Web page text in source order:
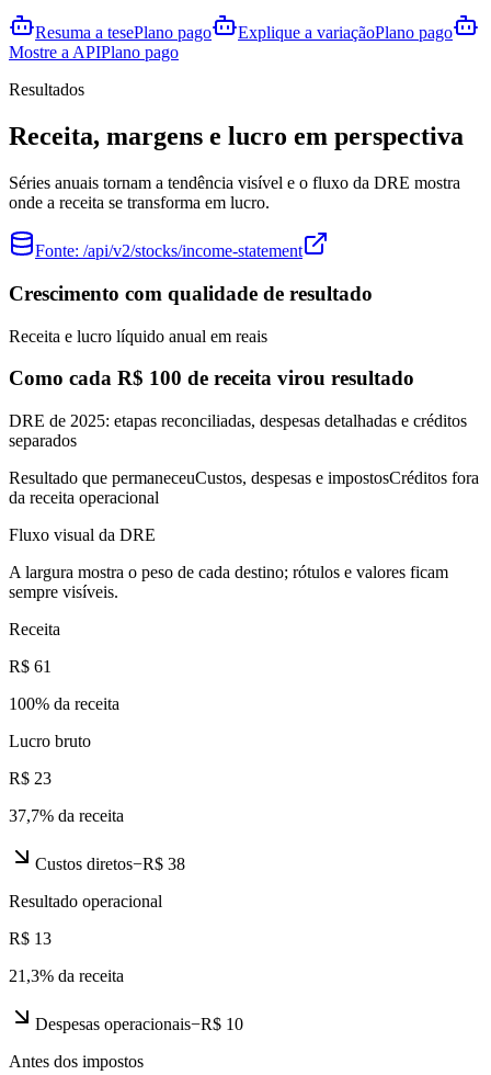
Resuma a tesePlano pago Explique a variaçãoPlano pago
Mostre a APIPlano pago
Resultados
Receita, margens e lucro em perspectiva
Séries anuais tornam a tendência visível e o fluxo da DRE mostra
onde a receita se transforma em lucro.
Fonte: /api/v2/stocks/income-statement
Crescimento com qualidade de resultado
Receita e lucro líquido anual em reais
Como cada R$ 100 de receita virou resultado
DRE de 2025: etapas reconciliadas, despesas detalhadas e créditos
separados
Resultado que permaneceuCustos, despesas e impostosCréditos fora
da receita operacional
Fluxo visual da DRE
A largura mostra o peso de cada destino; rótulos e valores ficam
sempre visíveis.
Receita
R$ 61
100% da receita
Lucro bruto
R$ 23
37,7% da receita
Custos diretos−R$ 38
Resultado operacional
R$ 13
21,3% da receita
Despesas operacionais−R$ 10
Antes dos impostos